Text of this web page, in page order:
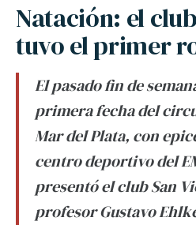
Natación: el
tuvo el primer
El pasado fin de
primera fecha del
Mar del Plata, con
centro deportivo del
presentó el club San
profesor Gustavo